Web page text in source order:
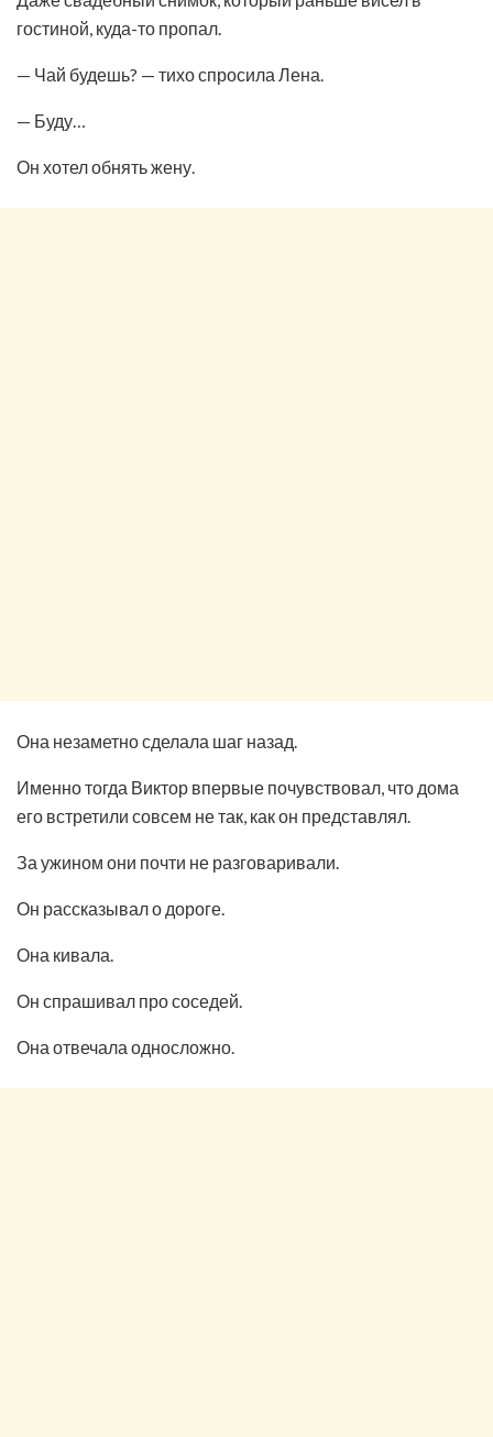
гостиной, куда-то пропал.
— Чай будешь? — тихо спросила Лена.
— Буду…
Он хотел обнять жену.
Она незаметно сделала шаг назад.
Именно тогда Виктор впервые почувствовал, что дома
его встретили совсем не так, как он представлял.
За ужином они почти не разговаривали.
Он рассказывал о дороге.
Она кивала.
Он спрашивал про соседей.
Она отвечала односложно.